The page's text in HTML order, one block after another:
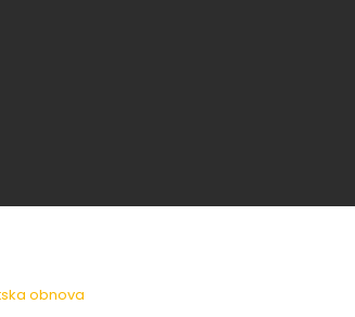
obnova